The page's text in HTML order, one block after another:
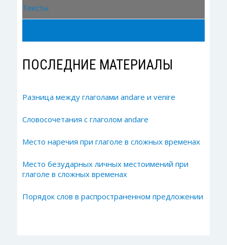
Тексты
ПОСЛЕДНИЕ МАТЕРИАЛЫ
Разница между глаголами andare и venire
Словосочетания с глаголом andare
Место наречия при глаголе в сложных временах
Место безударных личных местоимений при
глаголе в сложных временах
Порядок слов в распространенном предложении